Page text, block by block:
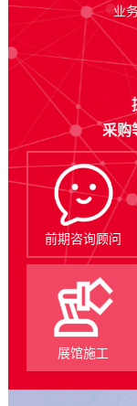
业
采购
前期咨询顾问
展馆施工